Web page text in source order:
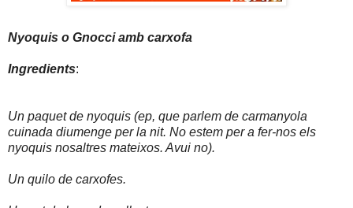
Nyoquis o Gnocci amb carxofa
Ingredients:
Un paquet de nyoquis (ep, que parlem de carmanyola
cuinada diumenge per la nit. No estem per a fer-nos els
nyoquis nosaltres mateixos. Avui no).
Un quilo de carxofes.